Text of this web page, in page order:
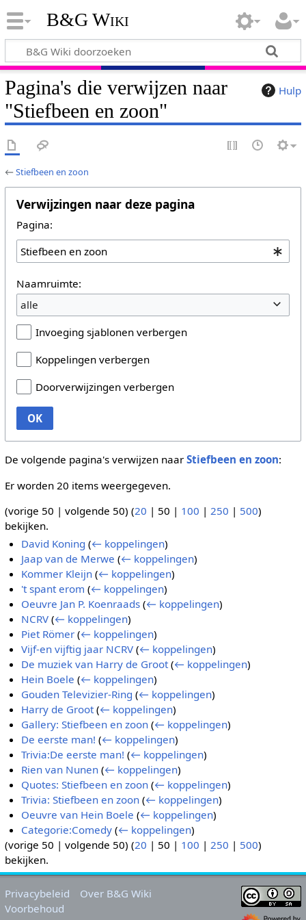
B&G Wiki
Hulp
Pagina's die verwijzen naar
"Stiefbeen en zoon"
←Stiefbeen en zoon
Verwijzingen naar deze pagina
Pagina:
Naamruimte:
alle
Invoeging sjablonen verbergen
Koppelingen verbergen
Doorverwijzingen verbergen
OK
De volgende pagina's verwijzen naar Stiefbeen en zoon:
Er worden 20 items weergegeven.
(vorige 50 | volgende 50) (20 | 50 | 100 | 250 | 500)
bekijken.
David Koning (← koppelingen)
Jaap van de Merwe (← koppelingen)
Kommer Kleijn (← koppelingen)
't spant erom (← koppelingen)
Oeuvre Jan P. Koenraads (← koppelingen)
NCRV (← koppelingen)
Piet Römer (← koppelingen)
Vijf-en vijftig jaar NCRV (← koppelingen)
De muziek van Harry de Groot (← koppelingen)
Hein Boele (← koppelingen)
Gouden Televizier-Ring (← koppelingen)
Harry de Groot (← koppelingen)
Gallery: Stiefbeen en zoon (← koppelingen)
De eerste man! (← koppelingen)
Trivia:De eerste man! (← koppelingen)
Rien van Nunen (← koppelingen)
Quotes: Stiefbeen en zoon (← koppelingen)
Trivia: Stiefbeen en zoon (← koppelingen)
Oeuvre van Hein Boele (← koppelingen)
Categorie:Comedy (← koppelingen)
(vorige 50 | volgende 50) (20 | 50 | 100 | 250 | 500)
bekijken.
Privacybeleid
Over B&G Wiki
Voorbehoud